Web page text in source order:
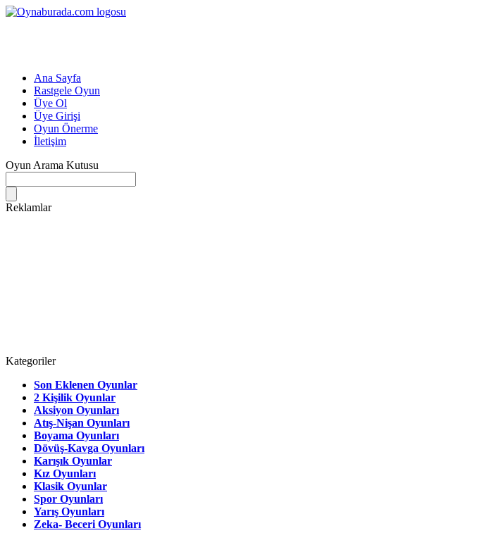
Ana Sayfa
Rastgele Oyun
Üye Ol
Üye Girişi
Oyun Önerme
İletişim
Oyun Arama Kutusu
Reklamlar
Kategoriler
Son Eklenen Oyunlar
2 Kişilik Oyunlar
Aksiyon Oyunları
Atış-Nişan Oyunları
Boyama Oyunları
Dövüş-Kavga Oyunları
Karışık Oyunlar
Kız Oyunları
Klasik Oyunlar
Spor Oyunları
Yarış Oyunları
Zeka- Beceri Oyunları